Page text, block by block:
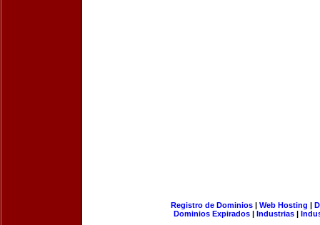
Registro de Dominios| Web Hosting |
Dominios Expirados | Industrias |